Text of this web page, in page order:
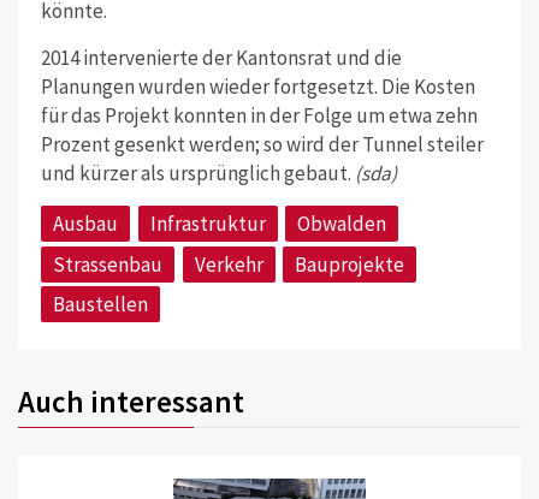
könnte.
2014 intervenierte der Kantonsrat und die
Planungen wurden wieder fortgesetzt. Die Kosten
für das Projekt konnten in der Folge um etwa zehn
Prozent gesenkt werden; so wird der Tunnel steiler
und kürzer als ursprünglich gebaut. (sda)
Ausbau
Infrastruktur
Obwalden
Strassenbau
Verkehr
Bauprojekte
Baustellen
Auch interessant